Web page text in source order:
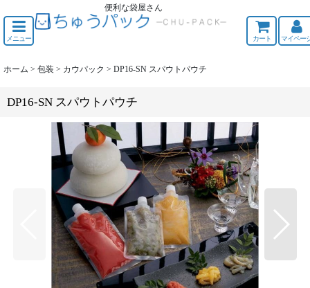
便利な袋屋さん
メニュー カート マイペー
ホーム > 包装 > カウパック > DP16-SN スパウトパウチ
DP16-SN スパウトパウチ